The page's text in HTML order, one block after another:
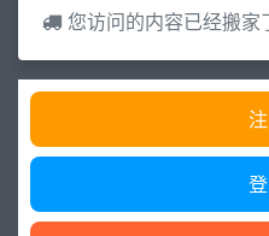
您访问的内容已经搬家